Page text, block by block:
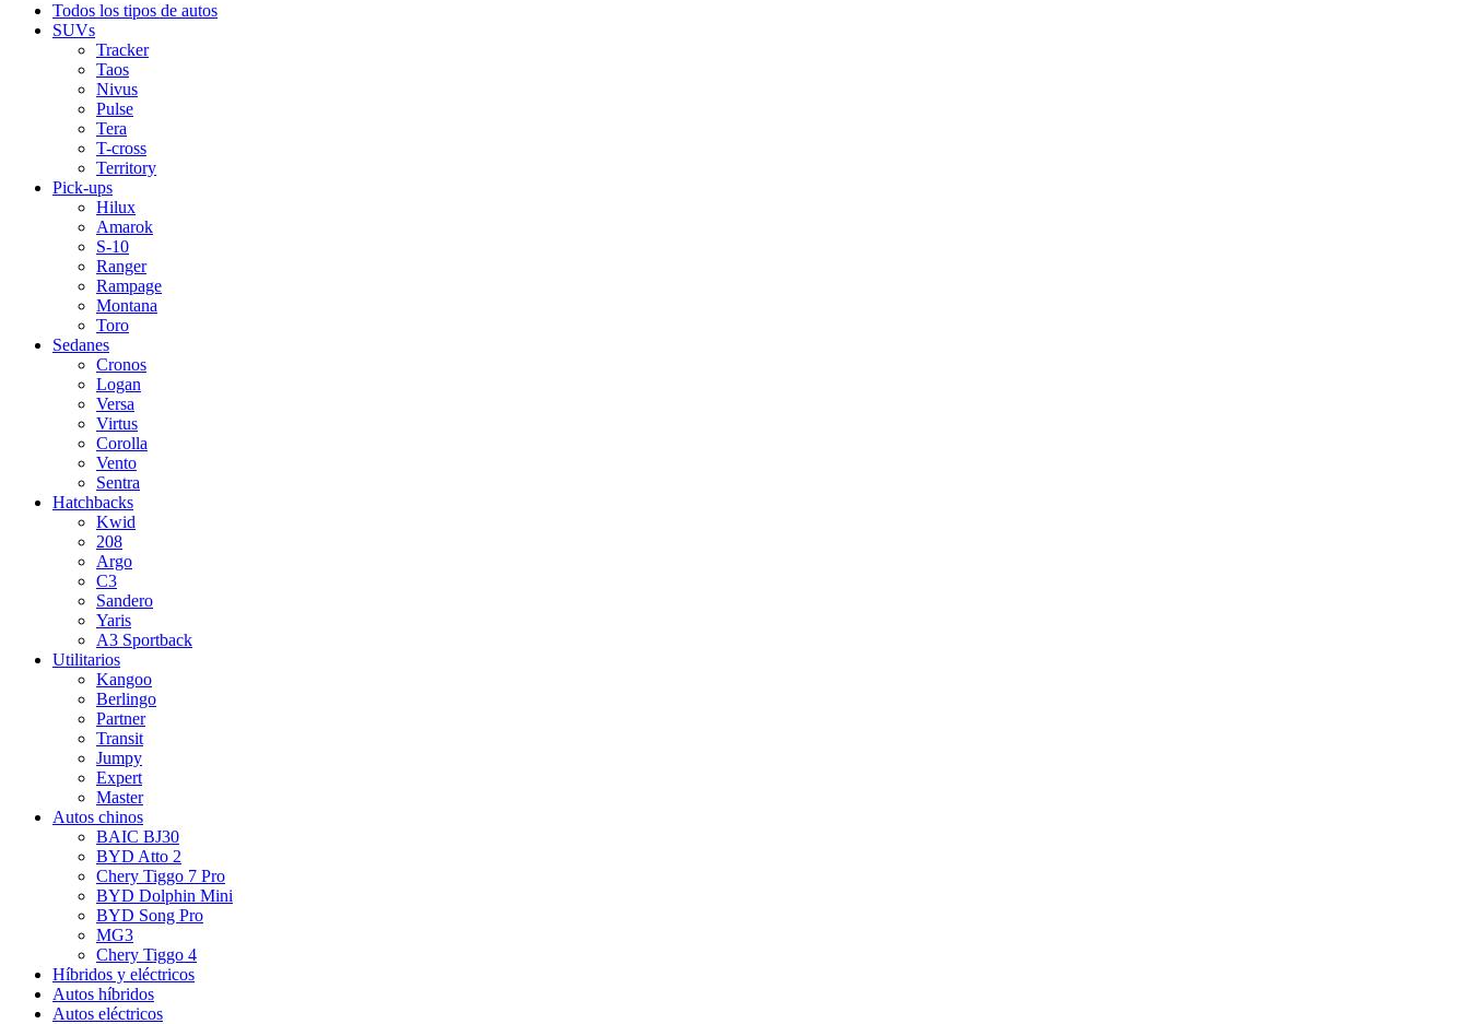
Todos los tipos de autos
SUVs
Tracker
Taos
Nivus
Pulse
Tera
T-cross
Territory
Pick-ups
Hilux
Amarok
S-10
Ranger
Rampage
Montana
Toro
Sedanes
Cronos
Logan
Versa
Virtus
Corolla
Vento
Sentra
Hatchbacks
Kwid
208
Argo
C3
Sandero
Yaris
A3 Sportback
Utilitarios
Kangoo
Berlingo
Partner
Transit
Jumpy
Expert
Master
Autos chinos
BAIC BJ30
BYD Atto 2
Chery Tiggo 7 Pro
BYD Dolphin Mini
BYD Song Pro
MG3
Chery Tiggo 4
Híbridos y eléctricos
Autos híbridos
Autos eléctricos